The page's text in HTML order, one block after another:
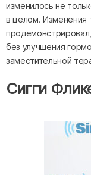
изменилось не
в целом. Изменения
без улучшения
заместительной
Сигги